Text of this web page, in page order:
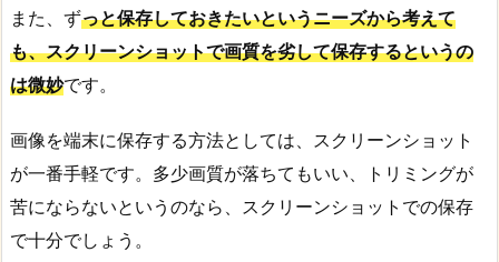
また、ずっと保存しておきたいというニーズから考えて
も、スクリーンショットで画質を劣して保存するというの
は微妙です。
画像を端末に保存する方法としては、スクリーンショット
が一番手軽です。多少画質が落ちてもいい、トリミングが
苦にならないというのなら、スクリーンショットでの保存
で十分でしょう。